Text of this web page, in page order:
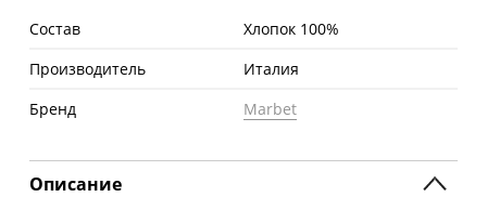
Состав
Хлопок 100%
Производитель
Италия
Бренд
Marbet
Описание